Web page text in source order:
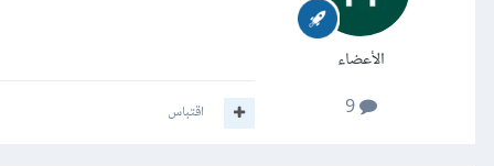
الأعضاء
9
اقتباس